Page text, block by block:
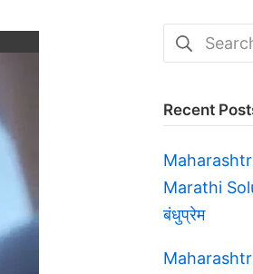
Search
for:
Recent
Marathi
बंधुप्रेम